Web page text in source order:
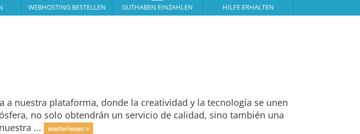
WEBHOSTING BESTELLEN GUTHABEN EINZAHLEN HILFE ERHALTEN
nuestra plataforma, donde la creatividad y la tecnología se unen
no solo obtendrán un servicio de calidad, sino también una
...
weiterlesen »